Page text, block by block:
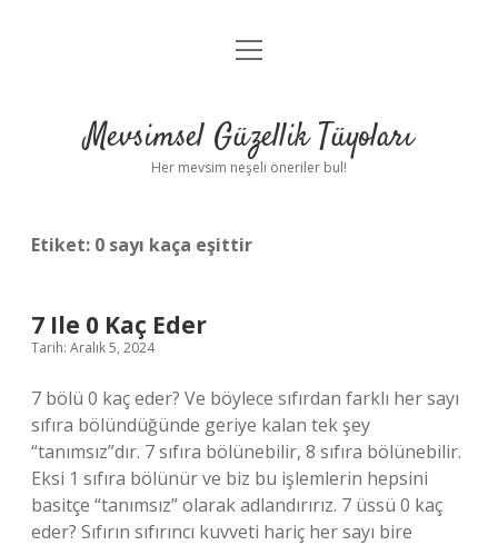
Anasayfa
Yasal Uyarı
menüyü
Mevsimsel Güzellik Tüyoları
Her mevsim neşeli öneriler bul!
Etiket: 0 sayı kaça eşittir
7 Ile 0 Kaç Eder
Tarih: Aralık 5, 2024
7 bölü 0 kaç eder? Ve böylece sıfırdan farklı her sayı
sıfıra bölündüğünde geriye kalan tek şey
“tanımsız”dır. 7 sıfıra bölünebilir, 8 sıfıra bölünebilir.
Eksi 1 sıfıra bölünür ve biz bu işlemlerin hepsini
basitçe “tanımsız” olarak adlandırırız. 7 üssü 0 kaç
eder? Sıfırın sıfırıncı kuvveti hariç her sayı bire